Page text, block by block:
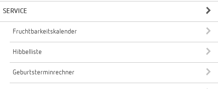
SERVICE
Fruchtbarkeitskalender
Hibbelliste
Geburtsterminrechner